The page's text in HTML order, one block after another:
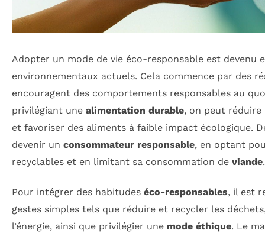
Adopter un mode de vie éco-responsable est devenu
environnementaux actuels. Cela commence par des
encouragent des comportements responsables au
privilégiant une alimentation durable, on peut
et favoriser des aliments à faible impact écologique.
devenir un consommateur responsable, en optant
recyclables et en limitant sa consommation de viande.
Pour intégrer des habitudes éco-responsables, il est
gestes simples tels que réduire et recycler les
l’énergie, ainsi que privilégier une mode éthique. Le